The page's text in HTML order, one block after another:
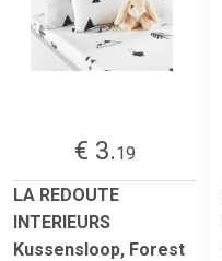
€ 3.19
LA REDOUTE
INTERIEURS
Kussensloop, Forest